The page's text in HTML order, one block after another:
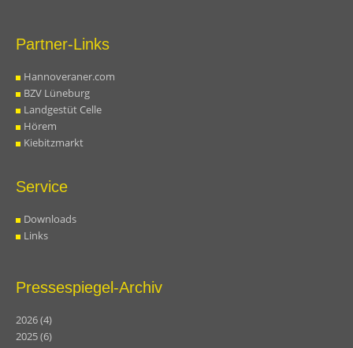
Partner-Links
Hannoveraner.com
BZV Lüneburg
Landgestüt Celle
Hörem
Kiebitzmarkt
Service
Downloads
Links
Pressespiegel-Archiv
2026(4)
2025(6)